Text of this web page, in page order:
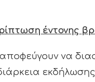
έντονης
να